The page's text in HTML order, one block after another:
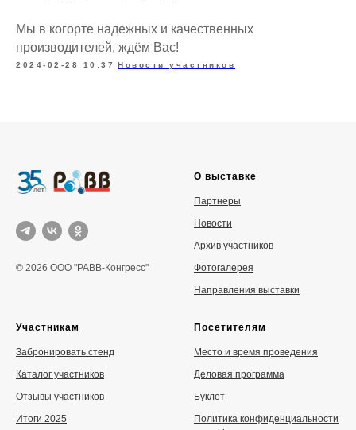
Мы в когорте надежных и качественных
производителей, ждём Вас!
2024-02-28 10:37 Новости участников
© 2026 ООО "РАВВ-Конгресс"
О выставке
Партнеры
Новости
Архив участников
Фотогалерея
Направления выставки
Участникам
Забронировать стенд
Каталог участников
Отзывы участников
Итоги 2025
Посетителям
Место и время проведения
Деловая программа
Буклет
Политика конфиденциальности